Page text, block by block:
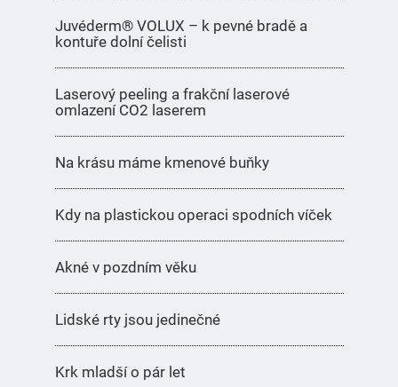
Juvéderm® VOLUX – k pevné bradě a
kontuře dolní čelisti
Laserový peeling a frakční laserové
omlazení CO2 laserem
Na krásu máme kmenové buňky
Kdy na plastickou operaci spodních víček
Akné v pozdním věku
Lidské rty jsou jedinečné
Krk mladší o pár let